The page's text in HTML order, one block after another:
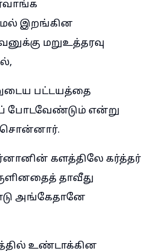
இறங்கின
மறுஉத்தரவு
பட்டயத்தை
போடவேண்டும் என்று
சொன்னார்.
களத்திலே கர்த்தர்
தாவீது
அங்கேதானே
உண்டாக்கின